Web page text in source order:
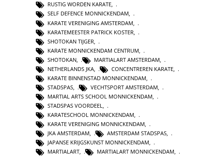
RUSTIG WORDEN KARATE,
SELF DEFENCE MONNICKENDAM,
KARATE VERENIGING AMSTERDAM
KARATEMEESTER PATRICK KOSTER
SHOTOKAN TIJGER
KARATE MONNICKENDAM CENTRUM
SHOTOKAN
MARTIALART AMSTERDAM
NETHERLANDS JKA
CONCENTREREN KARATE
KARATE BINNENSTAD MONNICKENDAM
STADSPAS
VECHTSPORT AMSTERDAM
MARTIAL ARTS SCHOOL MONNICKENDAM,
STADSPAS VOORDEEL,
KARATESCHOOL MONNICKENDAM,
KARATE VERENIGING MONNICKENDAM,
JKA AMSTERDAM, AMSTERDAM STADSPAS,
JAPANSE KRIJGSKUNST MONNICKENDAM,
MARTIALART, MARTIALART MONNICKENDAM,